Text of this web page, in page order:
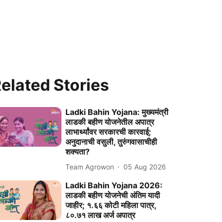
Stories
Ladki Bahin Yojana: मुख्यमंत्री
लाडकी बहीण योजनेतील अपात्र
लाभार्थ्यांवर सरकारची कारवाई;
अनुदानाची वसुली, तुरुंगवासाचीही
शक्यता?
Team Agrowon 05 Aug 2026
Ladki Bahin Yojana 2026:
लाडकी बहीण योजनेची अंतिम यादी
जाहीर; १.६६ कोटी महिला पात्र,
८०.७१ लाख अर्ज अपात्र